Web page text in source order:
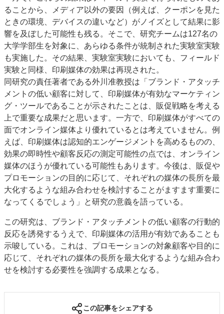
ることから、メディア以外の要因（例えば、クーポンを見た
ときの環境、デバイスの違いなど）がノイズとして結果に影
響を及ぼした可能性も残る。そこで、研究チームは127名の
大学学部生を対象に、あらゆる条件が統制された実験室実験
も実施した。その結果、実験室実験においても、フィールド
実験と同様、印刷媒体の効果は再現された。
同研究の責任著者である外川准教授は「ブランド・アタッチ
メントの低い顧客に対して、印刷媒体が有効なマーケティン
グ・ツールであることが示されたことは、販促戦略を考える
上で重要な成果だと思います。一方で、印刷媒体がすべての
面でオンライン媒体より優れているとは考えていません。例
えば、印刷媒体は認知的エンゲージメントを高めるものの、
効果の即時性や顧客反応の測定可能性の点では、オンライン
媒体のほうが優れている可能性もあります。今後は、販促や
プロモーションの目的に応じて、それぞれの媒体の長所を最
大化するような組み合わせを検討することがますます重要に
なってくるでしょう」と研究の意義を語っている。
この研究は、ブランド・アタッチメントの低い顧客の行動的
反応を誘発するうえで、印刷媒体の活用が有効であることも
示唆している。これは、プロモーションの対象顧客や目的に
応じて、それぞれの媒体の長所を最大化するような組み合わ
せを検討する必要性を強調する成果となる。
この記事をシェアする